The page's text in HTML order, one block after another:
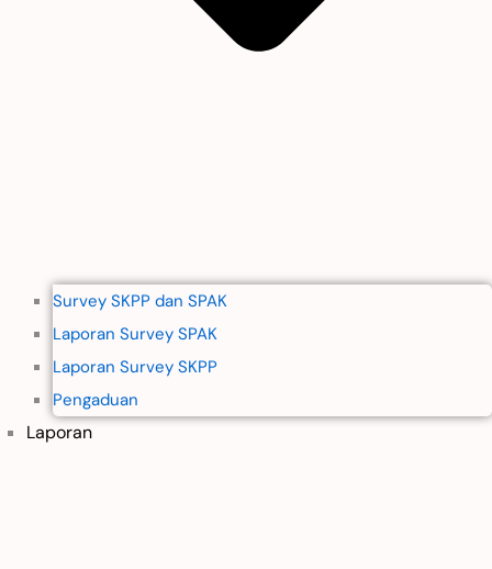
Survey SKPP dan SPAK
Laporan Survey SPAK
Laporan Survey SKPP
Pengaduan
Laporan